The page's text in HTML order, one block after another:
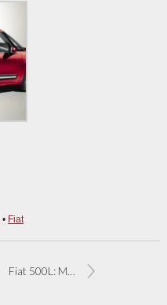
• Fiat
Fiat 500L: MPV voor vijf of zeven personen